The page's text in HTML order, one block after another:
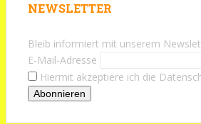
NEWSLETTER
Bleib informiert mit unserem
E-Mail-Adresse
Hiermit akzeptiere ich die